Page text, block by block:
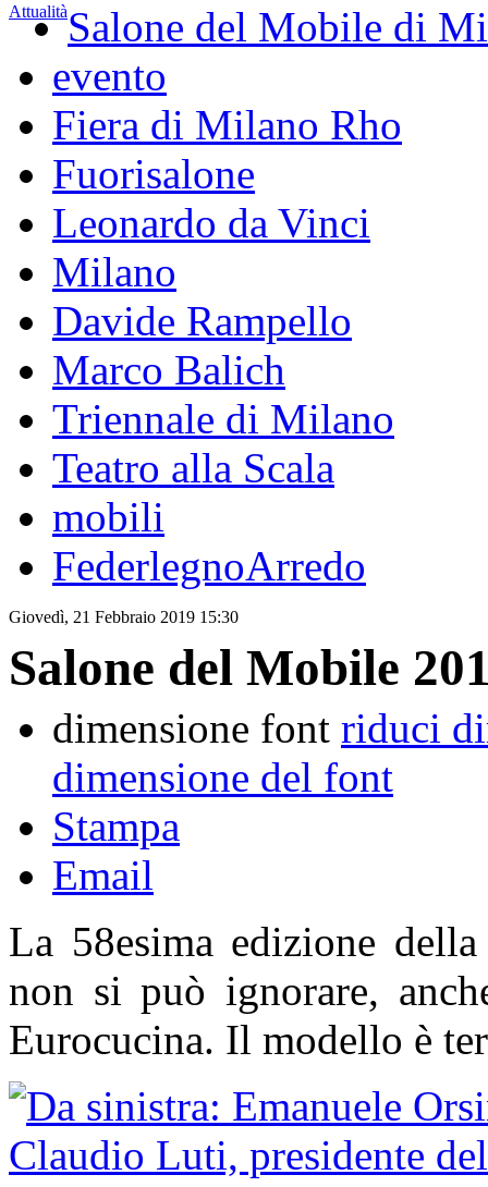
AttualitàSalone del Mobile di
evento
Fiera di Milano Rho
Fuorisalone
Leonardo da Vinci
Milano
Davide Rampello
Marco Balich
Triennale di Milano
Teatro alla Scala
mobili
FederlegnoArredo
Giovedì, 21 Febbraio 2019 15:30
Salone del Mobile
dimensione font riduci
dimensione del font
Stampa
Email
La 58esima edizione
non si può ignorare,
Eurocucina. Il modello è